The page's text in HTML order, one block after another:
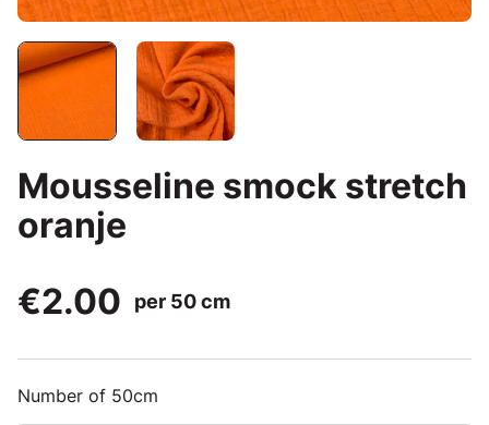
Mousseline smock stretch
oranje
€2.00
per 50 cm
Number of 50cm